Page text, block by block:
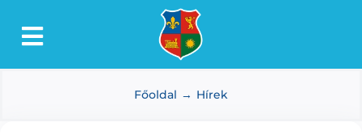
Toggle
Lőkösháza
Főoldal Hírek